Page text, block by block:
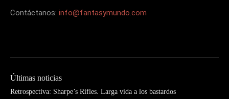
Contáctanos: info@fantasymundo.com
Últimas noticias
Retrospectiva: Sharpe’s Rifles. Larga vida a los bastardos